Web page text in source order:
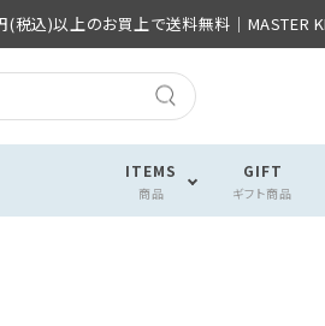
(税込)以上のお買上で送料無料│MASTER
ITEMS
商品
GIFT
ギフト商品